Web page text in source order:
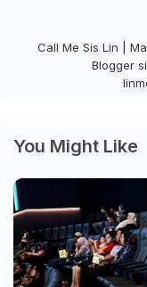
Call Me Sis Lin |
Blogger
You Might Like